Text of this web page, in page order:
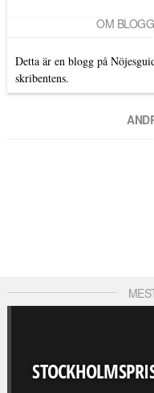
OM
Detta är en blogg på
skribentens.